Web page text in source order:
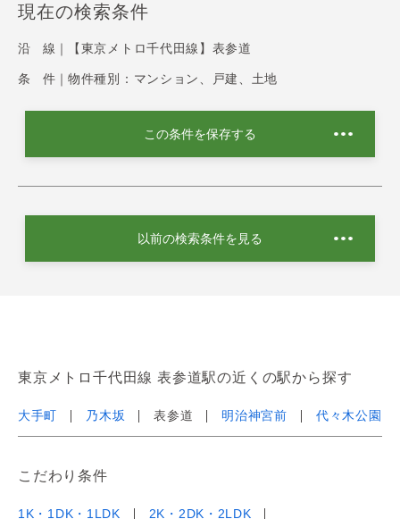
現在の検索条件
沿 線｜ 【東京メトロ千代田線】表参道
条 件｜ 物件種別：マンション、戸建、土地
この条件を保存する
以前の検索条件を見る
東京メトロ千代田線 表参道駅の近くの駅から探す
大手町 乃木坂 表参道 明治神宮前 代々木公園
こだわり条件
1K・1DK・1LDK
2K・2DK・2LDK